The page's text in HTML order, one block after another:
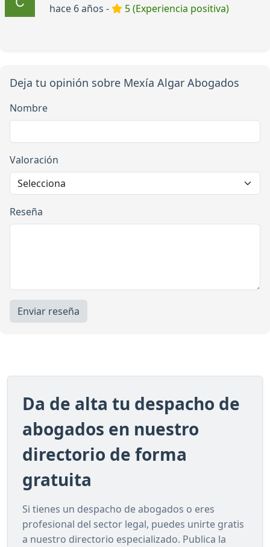
hace 6 años -
5 (Experiencia positiva)
Deja tu opinión sobre Mexía Algar Abogados
Nombre
Valoración
Reseña
Enviar reseña
Da de alta tu despacho de
abogados en nuestro
directorio de forma
gratuita
Si tienes un despacho de abogados o eres
profesional del sector legal, puedes unirte gratis
a nuestro directorio especializado. Publica la